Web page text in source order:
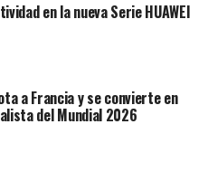
en la nueva Serie HUAWEI
a Francia y se convierte en
del Mundial 2026